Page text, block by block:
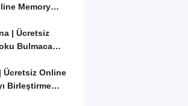
Memory
| Ücretsiz
Bulmaca
Ücretsiz Online
Birleştirme